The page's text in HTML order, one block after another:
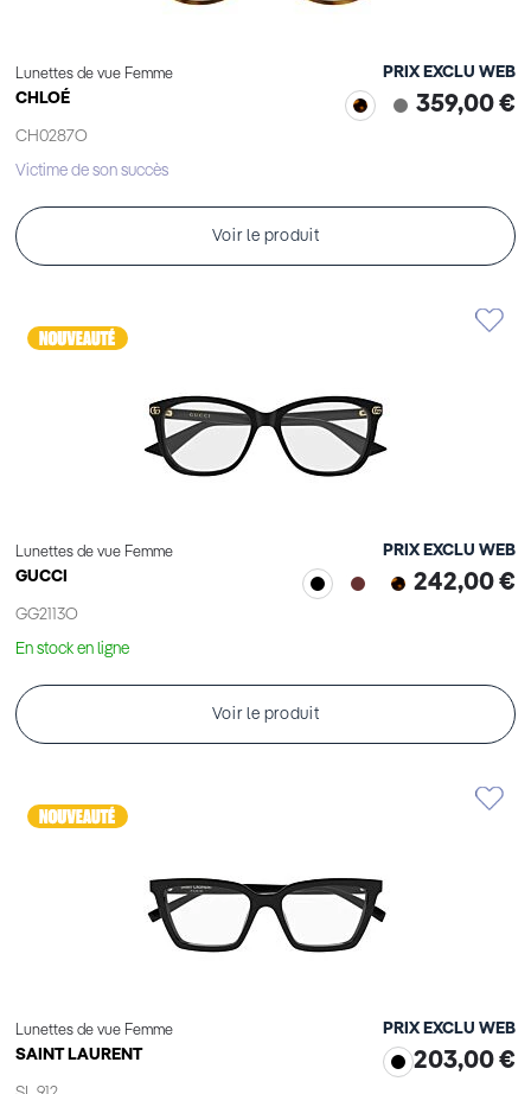
Lunettes de vue Femme
CHLOÉ
CH0287O
PRIX EXCLU WEB
359,00 €
Victime de son succès
Voir le produit
Lunettes de vue Femme
GUCCI
GG2113O
PRIX EXCLU WEB
242,00 €
En stock en ligne
Voir le produit
Lunettes de vue Femme
SAINT LAURENT
PRIX EXCLU WEB
203,00 €